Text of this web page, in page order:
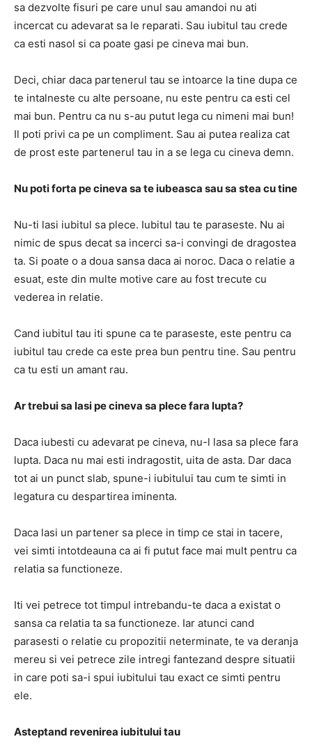
sa dezvolte fisuri pe care unul sau amandoi nu ati
incercat cu adevarat sa le reparati. Sau iubitul tau crede
ca esti nasol si ca poate gasi pe cineva mai bun.
Deci, chiar daca partenerul tau se intoarce la tine dupa ce
te intalneste cu alte persoane, nu este pentru ca esti cel
mai bun. Pentru ca nu s-au putut lega cu nimeni mai bun!
Il poti privi ca pe un compliment. Sau ai putea realiza cat
de prost este partenerul tau in a se lega cu cineva demn.
Nu poti forta pe cineva sa te iubeasca sau sa stea cu tine
Nu-ti lasi iubitul sa plece. Iubitul tau te paraseste. Nu ai
nimic de spus decat sa incerci sa-i convingi de dragostea
ta. Si poate o a doua sansa daca ai noroc. Daca o relatie a
esuat, este din multe motive care au fost trecute cu
vederea in relatie.
Cand iubitul tau iti spune ca te paraseste, este pentru ca
iubitul tau crede ca este prea bun pentru tine. Sau pentru
ca tu esti un amant rau.
Ar trebui sa lasi pe cineva sa plece fara lupta?
Daca iubesti cu adevarat pe cineva, nu-l lasa sa plece fara
lupta. Daca nu mai esti indragostit, uita de asta. Dar daca
tot ai un punct slab, spune-i iubitului tau cum te simti in
legatura cu despartirea iminenta.
Daca lasi un partener sa plece in timp ce stai in tacere,
vei simti intotdeauna ca ai fi putut face mai mult pentru ca
relatia sa functioneze.
Iti vei petrece tot timpul intrebandu-te daca a existat o
sansa ca relatia ta sa functioneze. Iar atunci cand
parasesti o relatie cu propozitii neterminate, te va deranja
mereu si vei petrece zile intregi fantezand despre situatii
in care poti sa-i spui iubitului tau exact ce simti pentru
ele.
Asteptand revenirea iubitului tau